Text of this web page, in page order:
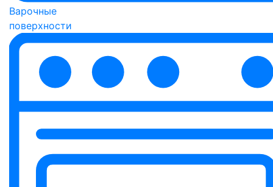
Варочные
поверхности